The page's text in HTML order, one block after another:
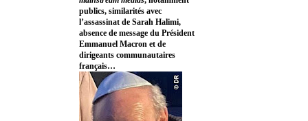
publics, similarités avec
l’assassinat de Sarah Halimi,
absence de message du Président
Emmanuel Macron et de
dirigeants communautaires
français…